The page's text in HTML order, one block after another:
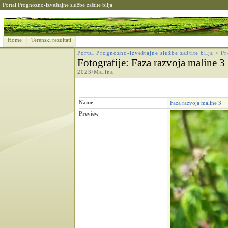
Portal Prognozno-izveštajne službe zaštite bilja
Home Terenski rezultati
Portal Prognozno-izveštajne službe zaštite bilja >
Fotografije: Faza razvoja maline 3
2023/Malina
Name
Faza razvoja maline 3
Preview